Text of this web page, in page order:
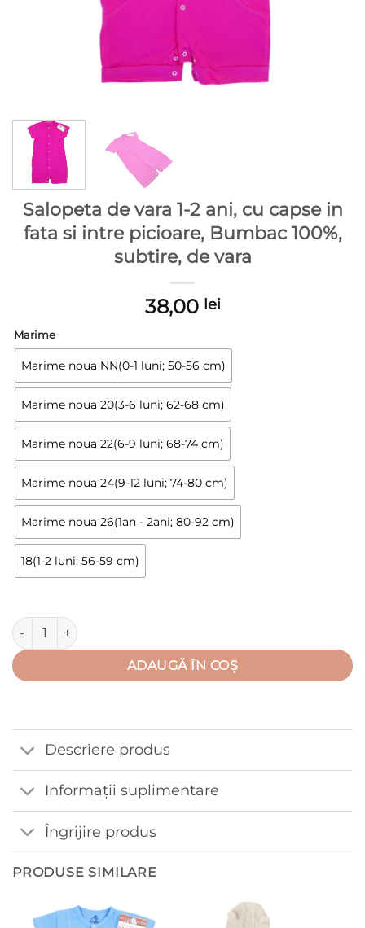
Salopeta de vara 1-2 ani, cu capse in
fata si intre picioare, Bumbac 100%,
subtire, de vara
38,00 lei
Marime
Marime noua NN(0-1 luni; 50-56 cm)
Marime noua 20(3-6 luni; 62-68 cm)
Marime noua 22(6-9 luni; 68-74 cm)
Marime noua 24(9-12 luni; 74-80 cm)
Marime noua 26(1an - 2ani; 80-92 cm)
18(1-2 luni; 56-59 cm)
Cantitate Salopeta de vara 1-2 ani, cu capse in fata si intre
ADAUGĂ ÎN COȘ
Descriere produs
Informații suplimentare
Îngrijire produs
PRODUSE SIMILARE